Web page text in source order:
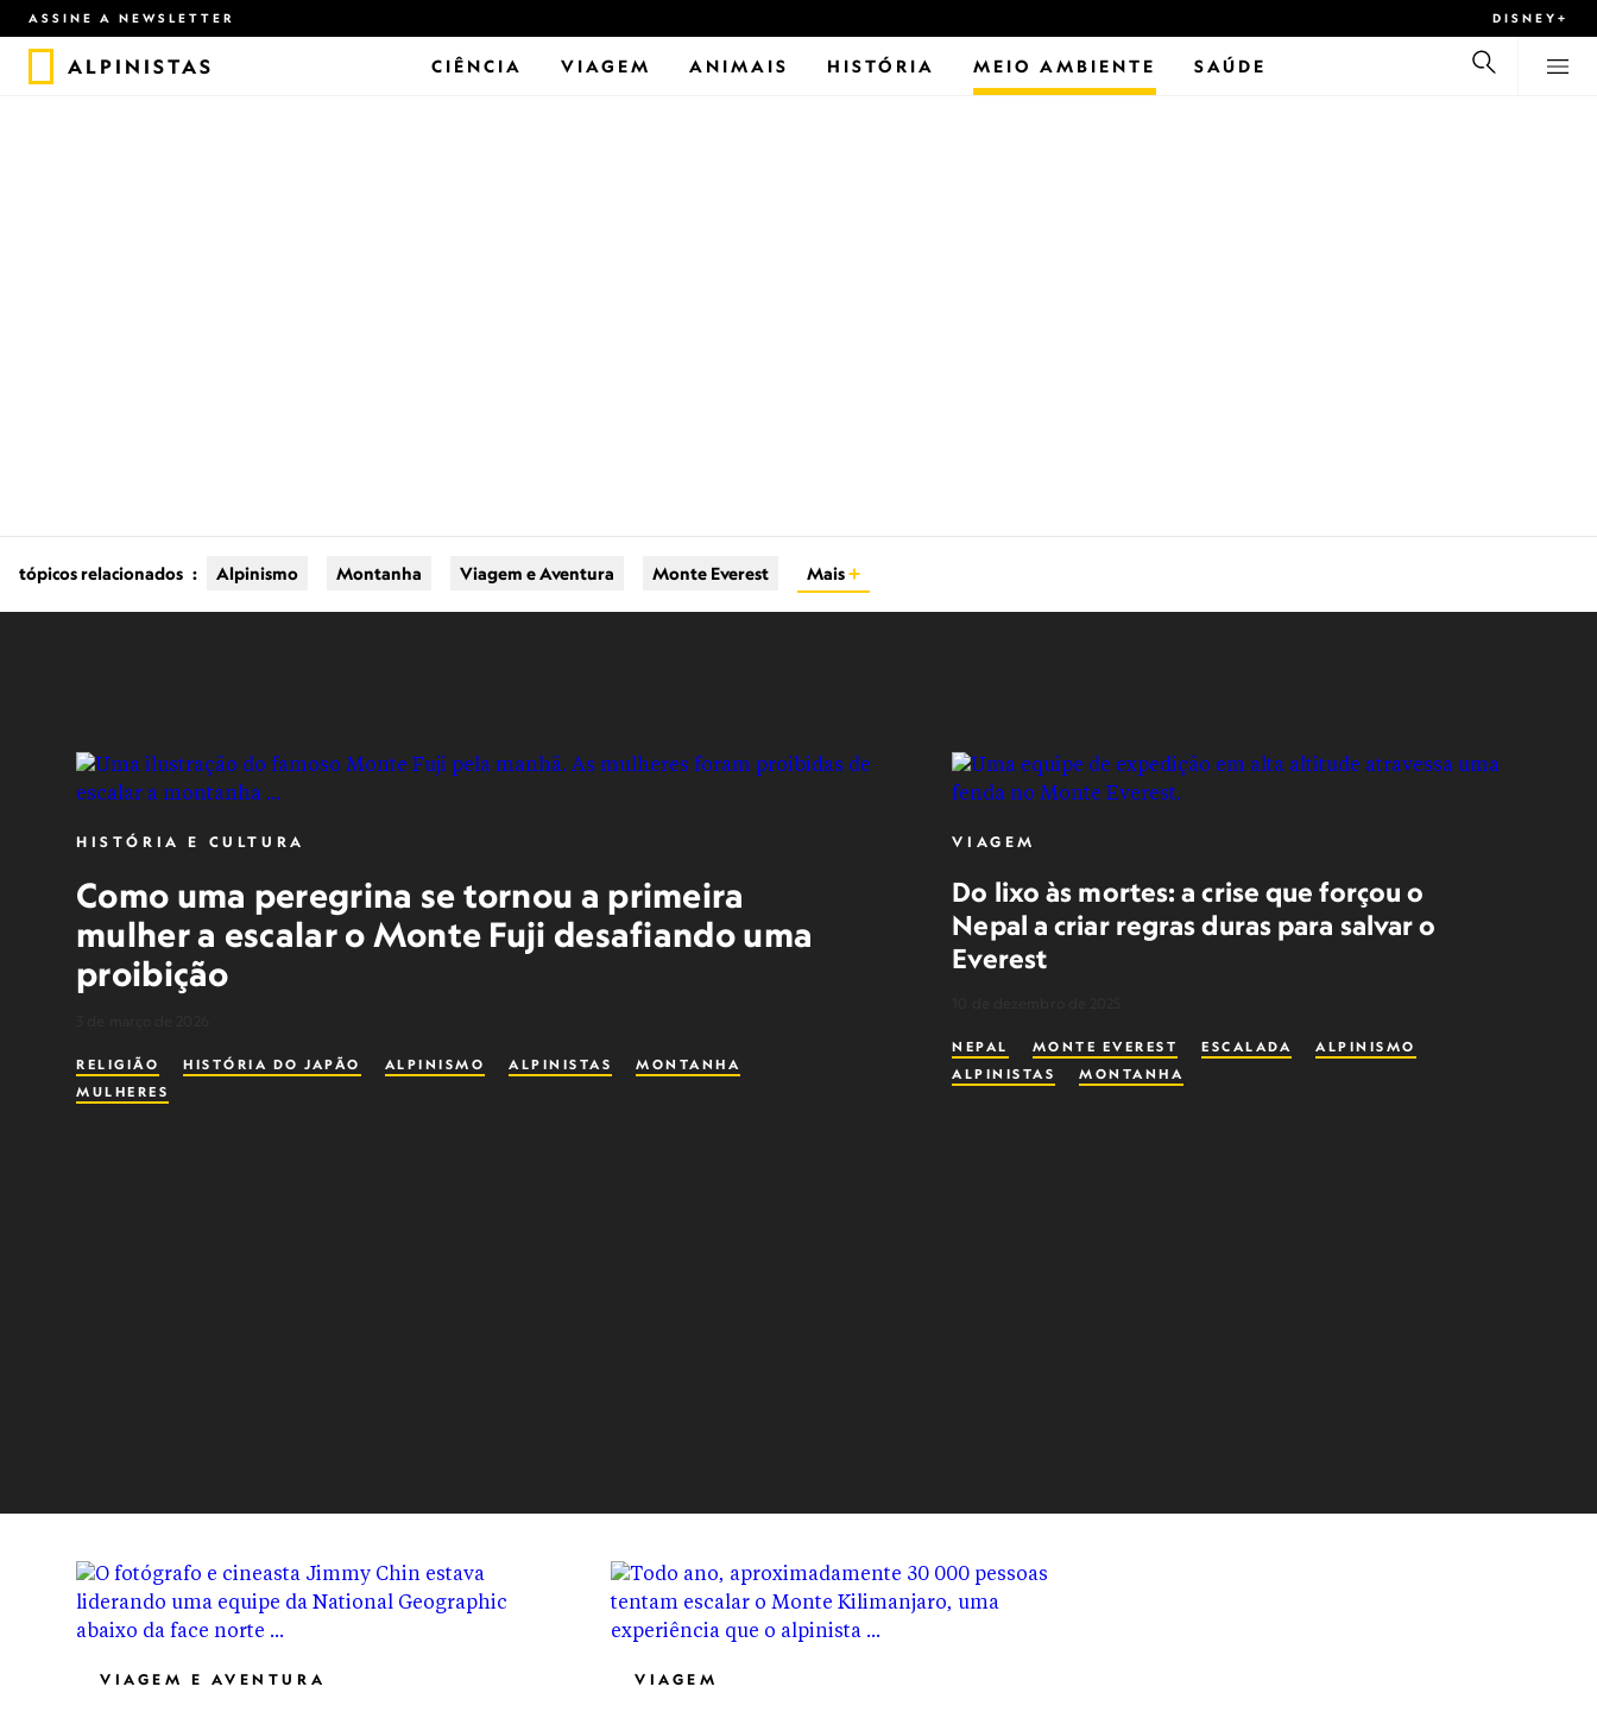
ASSINE A NEWSLETTER DISNEY+
ALPINISTAS CIÊNCIA VIAGEM ANIMAIS HISTÓRIA MEIO AMBIENTE SAÚDE
tópicos relacionados : Alpinismo Montanha Viagem e Aventura Monte Everest Mais
HISTÓRIA E CULTURA
Como uma peregrina se tornou a primeira
mulher a escalar o Monte Fuji desafiando uma
proibição
RELIGIÃO HISTÓRIA DO JAPÃO ALPINISMO ALPINISTAS
MONTANHA
MULHERES
VIAGEM
Do lixo às mortes: a crise que forçou o
Nepal a criar regras duras para salvar o
Everest
NEPAL MONTE EVEREST ESCALADA
ALPINISMO
ALPINISTAS
MONTANHA
VIAGEM E AVENTURA VIAGEM